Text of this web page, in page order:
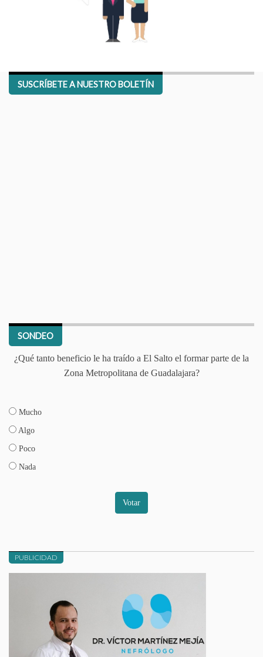
SUSCRÍBETE A NUESTRO BOLETÍN
SONDEO
¿Qué tanto beneficio le ha traído a El Salto el formar parte de la
Zona Metropolitana de Guadalajara?
Mucho
Algo
Poco
Nada
Votar
PUBLICIDAD